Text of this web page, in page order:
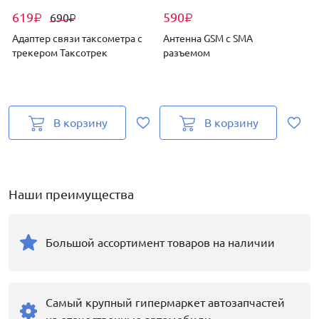
619₽ 690₽
Адаптер связи таксометра с
трекером Таксотрек
В корзину
590₽
Антенна GSM с SMA
разъемом
В корзину
Наши преимущества
Большой ассортимент товаров на наличии
Самый крупный гипермаркет автозапчастей